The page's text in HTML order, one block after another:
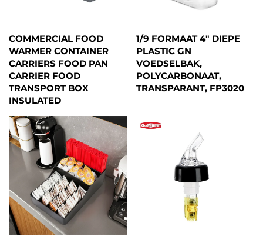
COMMERCIAL FOOD
WARMER CONTAINER
CARRIERS FOOD PAN
CARRIER FOOD
TRANSPORT BOX
INSULATED
1/9 FORMAAT 4" DIEPE
PLASTIC GN
VOEDSELBAK,
POLYCARBONAAT,
TRANSPARANT, FP3020